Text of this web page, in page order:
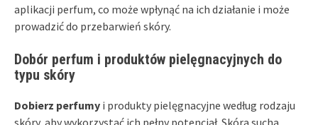
aplikacji perfum, co może wpłynąć na ich działanie i może
prowadzić do przebarwień skóry.
Dobór perfum i produktów pielęgnacyjnych do
typu skóry
Dobierz perfumy i produkty pielęgnacyjne według rodzaju
skóry, aby wykorzystać ich pełny potencjał. Skóra sucha